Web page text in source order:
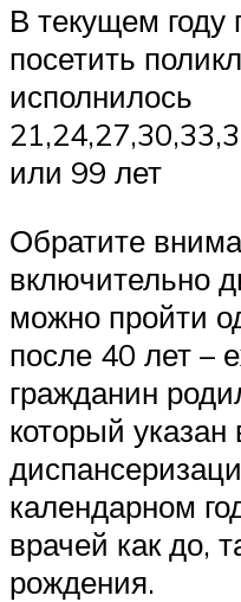
В текущем
посетить
исполнилось
или 99 лет
Обратите
включительно
можно пройти
после 40 лет –
гражданин
который указан
календарном
врачей как до,
рождения.